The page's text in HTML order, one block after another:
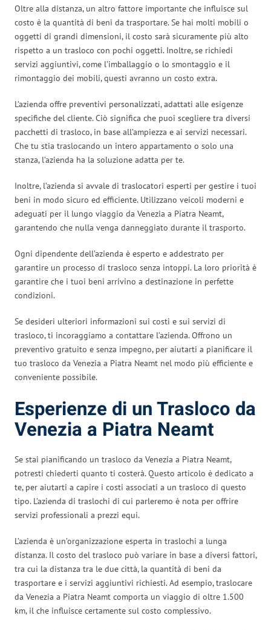
Oltre alla distanza, un altro fattore importante che influisce sul
costo è la quantità di beni da trasportare. Se hai molti mobili o
oggetti di grandi dimensioni, il costo sarà sicuramente più alto
rispetto a un trasloco con pochi oggetti. Inoltre, se richiedi
servizi aggiuntivi, come l’imballaggio o lo smontaggio e il
rimontaggio dei mobili, questi avranno un costo extra.
L’azienda offre preventivi personalizzati, adattati alle esigenze
specifiche del cliente. Ciò significa che puoi scegliere tra diversi
pacchetti di trasloco, in base all’ampiezza e ai servizi necessari.
Che tu stia traslocando un intero appartamento o solo una
stanza, l’azienda ha la soluzione adatta per te.
Inoltre, l’azienda si avvale di traslocatori esperti per gestire i tuoi
beni in modo sicuro ed efficiente. Utilizzano veicoli moderni e
adeguati per il lungo viaggio da Venezia a Piatra Neamt,
garantendo che nulla venga danneggiato durante il trasporto.
Ogni dipendente dell’azienda è esperto e addestrato per
garantire un processo di trasloco senza intoppi. La loro priorità è
garantire che i tuoi beni arrivino a destinazione in perfette
condizioni.
Se desideri ulteriori informazioni sui costi e sui servizi di
trasloco, ti incoraggiamo a contattare l’azienda. Offrono un
preventivo gratuito e senza impegno, per aiutarti a pianificare il
tuo trasloco da Venezia a Piatra Neamt nel modo più efficiente e
conveniente possibile.
Esperienze di un Trasloco da
Venezia a Piatra Neamt
Se stai pianificando un trasloco da Venezia a Piatra Neamt,
potresti chiederti quanto ti costerà. Questo articolo è dedicato a
te, per aiutarti a capire i costi associati a un trasloco di questo
tipo. L’azienda di traslochi di cui parleremo è nota per offrire
servizi professionali a prezzi equi.
L’azienda è un’organizzazione esperta in traslochi a lunga
distanza. Il costo del trasloco può variare in base a diversi fattori,
tra cui la distanza tra le due città, la quantità di beni da
trasportare e i servizi aggiuntivi richiesti. Ad esempio, traslocare
da Venezia a Piatra Neamt comporta un viaggio di oltre 1.500
km, il che influisce certamente sul costo complessivo.